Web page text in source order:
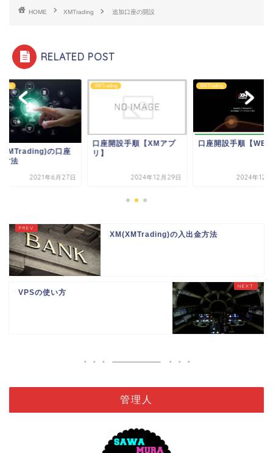
HOME XMTrading 追加口座の開設
RELATED POST
の口座
方法
2021年6月27日
XMTrading
口座開設手順【XMアプ
リ】
2024年12月29日
XMTrading
口座開設手順【
2024年12
XM(XMTrading)の入出金方法
VPSの使い方
管理人